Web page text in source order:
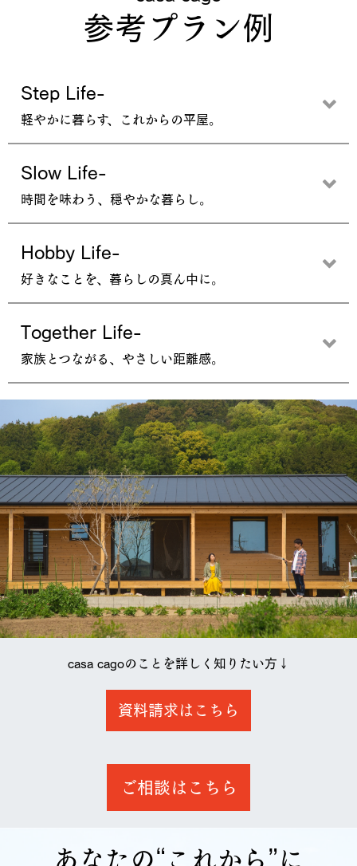
参考プラン例
Step Life-
軽やかに暮らす、これからの平屋。
Slow Life-
時間を味わう、穏やかな暮らし。
Hobby Life-
好きなことを、暮らしの真ん中に。
Together Life-
家族とつながる、やさしい距離感。
casa cagoのことを詳しく知りたい方↓
資料請求はこちら
ご相談はこちら
あなたの“これから”に